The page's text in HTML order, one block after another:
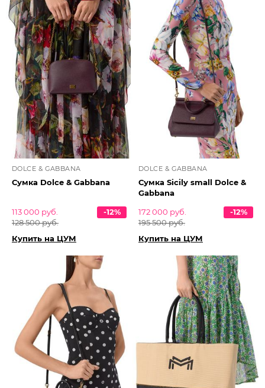
DOLCE & GABBANA
Сумка Dolce & Gabbana
113 000 руб.
128 500 руб.
-12%
Купить на ЦУМ
DOLCE & GABBANA
Сумка Sicily small Dolce &
Gabbana
172 000 руб.
195 500 руб.
-12%
Купить на ЦУМ